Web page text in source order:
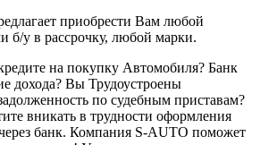
приобрести Вам любой
б/у в рассрочку, любой марки.
на покупку Автомобиля? Банк
дохода? Вы Трудоустроены
по судебным приставам?
вникать в трудности оформления
банк. Компания S-AUTO поможет